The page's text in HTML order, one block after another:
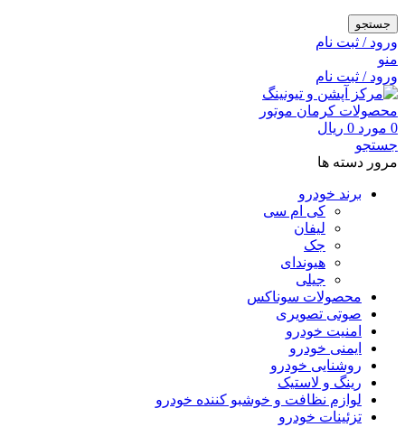
جستجو
ورود / ثبت نام
منو
ورود / ثبت نام
0 مورد 0 ریال
جستجو
مرور دسته ها
برند خودرو
کی ام سی
لیفان
جک
هیوندای
جیلی
محصولات سوناکس
صوتی تصویری
امنیت خودرو
ایمنی خودرو
روشنایی خودرو
رینگ و لاستیک
لوازم نظافت و خوشبو کننده خودرو
تزئینات خودرو